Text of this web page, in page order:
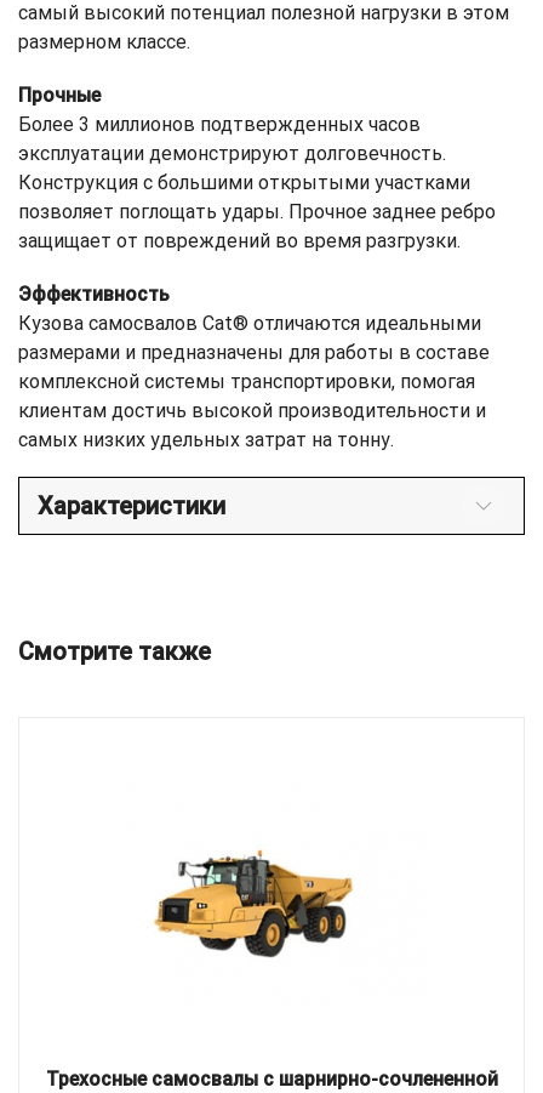
самый высокий потенциал полезной нагрузки в этом
размерном классе.
Прочные
Более 3 миллионов подтвержденных часов
эксплуатации демонстрируют долговечность.
Конструкция с большими открытыми участками
позволяет поглощать удары. Прочное заднее ребро
защищает от повреждений во время разгрузки.
Эффективность
Кузова самосвалов Cat® отличаются идеальными
размерами и предназначены для работы в составе
комплексной системы транспортировки, помогая
клиентам достичь высокой производительности и
самых низких удельных затрат на тонну.
Характеристики
Смотрите также
Трехосные самосвалы с шарнирно-сочлененной